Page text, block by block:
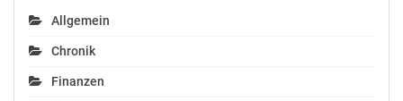
Original-Content von: ZDF, übermittelt durch
Allgemein
Chronik
Finanzen